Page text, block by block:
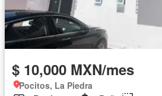
$ 10,000 MXN/mes
Pocitos, La Piedra